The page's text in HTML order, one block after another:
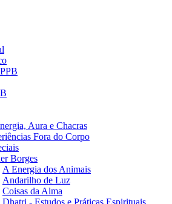
Aura e Chacras
Fora do Corpo
Borges
A Energia dos Animais
Andarilho de Luz
Coisas da Alma